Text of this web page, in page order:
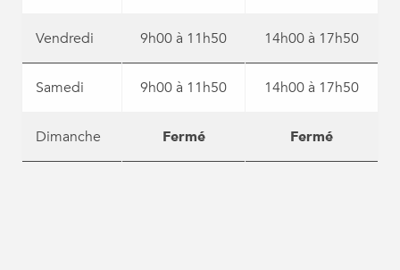
Vendredi 9h00 à 11h50 14h00 à 17h50
Samedi 9h00 à 11h50 14h00 à 17h50
Dimanche Fermé Fermé